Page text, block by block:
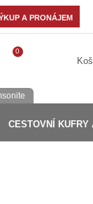
A PRONÁJEM
0
CESTOVNÍ KUFRY